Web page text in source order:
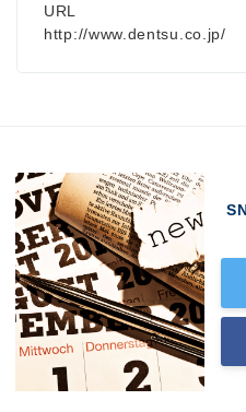
URL
http://www.dentsu.co.jp/